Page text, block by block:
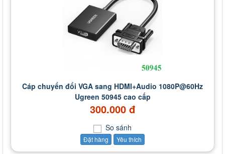
Cáp chuyển đổi VGA sang HDMI+Audio 1080P@60Hz
Ugreen 50945 cao cấp
300.000 đ
So sánh
Đặt hàng Yêu thích